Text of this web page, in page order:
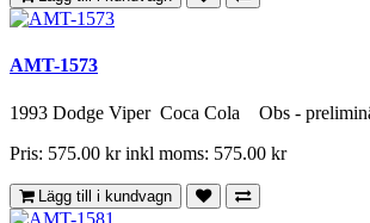
AMT-1573
1993 Dodge Viper Coca Cola Obs -
Pris: 575.00 krinkl moms: 575.00 kr
Lägg till i kundvagn